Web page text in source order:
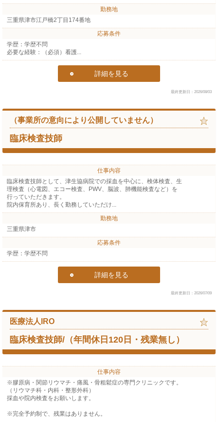
勤務地
三重県津市江戸橋2丁目174番地
応募条件
学歴：学歴不問
必要な経験：（必須）看護...
詳細を見る
最終更新日：2026/08/03
（事業所の意向により公開していません）
臨床検査技師
仕事内容
臨床検査技師として、津生協病院での採血を中心に、検体検査、生
理検査（心電図、エコー検査、PWV、脳波、肺機能検査など）を
行っていただきます。
院内保育所あり、長く勤務していただけ...
勤務地
三重県津市
応募条件
学歴：学歴不問
詳細を見る
最終更新日：2026/07/09
医療法人IRO
臨床検査技師/（年間休日120日・残業無し）
仕事内容
※膠原病・関節リウマチ・痛風・骨粗鬆症の専門クリニックです。
（リウマチ科・内科・整形外科）
採血や院内検査をお願いします。
※完全予約制で、残業はありません。